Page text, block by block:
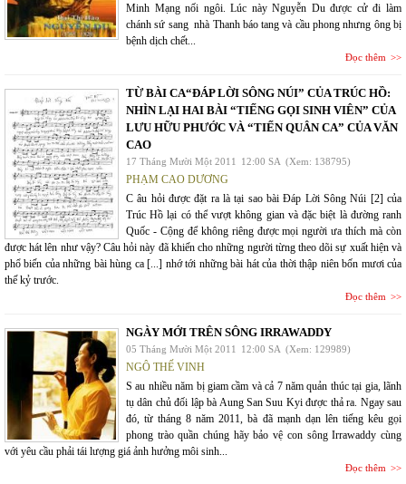
Minh Mạng nối ngôi. Lúc này Nguyễn Du được cử đi làm
chánh sứ sang nhà Thanh báo tang và cầu phong nhưng ông bị
bệnh dịch chết...
Đọc thêm
TỪ BÀI CA“ĐÁP LỜI SÔNG NÚI” CỦA TRÚC HỒ:
NHÌN LẠI HAI BÀI “TIẾNG GỌI SINH VIÊN” CỦA
LƯU HỮU PHƯỚC VÀ “TIẾN QUÂN CA” CỦA VĂN
CAO
17 Tháng Mười Một 2011 12:00 SA (Xem: 138795)
PHẠM CAO DƯƠNG
C âu hỏi được đặt ra là tại sao bài Đáp Lời Sông Núi [2] của
Trúc Hồ lại có thể vượt không gian và đặc biệt là đường ranh
Quốc - Cộng để không riêng được mọi người ưa thích mà còn
được hát lên như vậy? Câu hỏi này đã khiến cho những người từng theo dõi sự xuất hiện và
phổ biến của những bài hùng ca [...] nhớ tới những bài hát của thời thập niên bốn mươi của
thế kỷ trước.
Đọc thêm
NGÀY MỚI TRÊN SÔNG IRRAWADDY
05 Tháng Mười Một 2011 12:00 SA (Xem: 129989)
NGÔ THẾ VINH
S au nhiều năm bị giam cầm và cả 7 năm quản thúc tại gia, lãnh
tụ dân chủ đối lập bà Aung San Suu Kyi được thả ra. Ngay sau
đó, từ tháng 8 năm 2011, bà đã mạnh dạn lên tiếng kêu gọi
phong trào quần chúng hãy bảo vệ con sông Irrawaddy cùng
với yêu cầu phải tái lượng giá ảnh hưởng môi sinh...
Đọc thêm